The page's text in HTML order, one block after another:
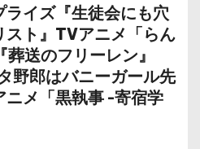
イズ『生徒会にも穴
スト』TVアニメ「らん
送のフリーレン』
野郎はバニーガール先
ニメ「黒執事 -寄宿学